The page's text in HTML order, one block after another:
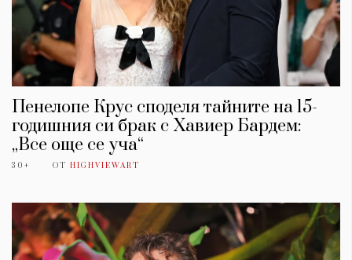
Пенелопе Крус споделя тайните на 15-
годишния си брак с Хавиер Бардем:
„Все още се уча“
30+ ОТ HIGHVIEWART